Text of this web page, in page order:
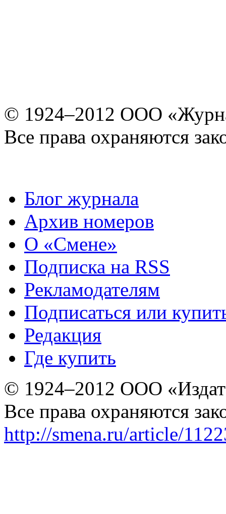
© 1924–2012 ООО
Все права охраняются
Блог журнала
Архив номеров
О «Смене»
Подписка на RSS
Рекламодателям
Подписаться или
Редакция
Где купить
© 1924–2012 ООО
Все права охраняются
http://smena.ru/article/